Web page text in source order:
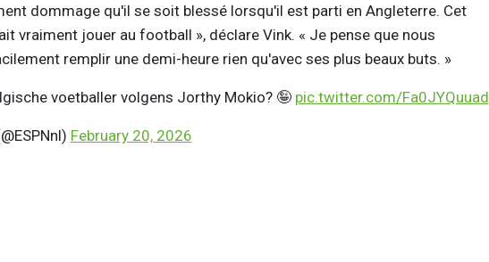
dommage qu'il se soit blessé lorsqu'il est parti en Angleterre. Cet
vraiment jouer au football », déclare Vink. « Je pense que nous
remplir une demi-heure rien qu'avec ses plus beaux buts. »
voetballer volgens Jorthy Mokio? 🤪 pic.twitter.com/Fa0JYQuuad
February 20, 2026